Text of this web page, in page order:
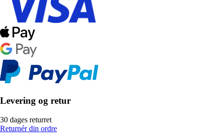
Levering og retur
30 dages returret
Returnér din ordre